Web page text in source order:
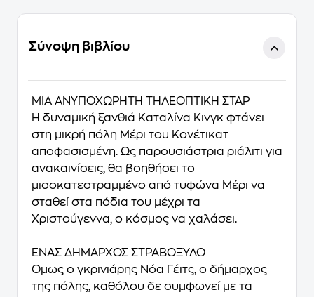
Σύνοψη βιβλίου
ΜΙΑ ΑΝΥΠΟΧΩΡΗΤΗ ΤΗΛΕΟΠΤΙΚΗ ΣΤΑΡ
Η δυναμική ξανθιά Καταλίνα Κινγκ φτάνει
στη μικρή πόλη Μέρι του Κονέτικατ
αποφασισμένη. Ως παρουσιάστρια ριάλιτι για
ανακαινίσεις, θα βοηθήσει το
μισοκατεστραμμένο από τυφώνα Μέρι να
σταθεί στα πόδια του μέχρι τα
Χριστούγεννα, ο κόσμος να χαλάσει.
ΕΝΑΣ ΔΗΜΑΡΧΟΣ ΣΤΡΑΒΟΞΥΛΟ
Όμως ο γκρινιάρης Νόα Γέιτς, ο δήμαρχος
της πόλης, καθόλου δε συμφωνεί με τα